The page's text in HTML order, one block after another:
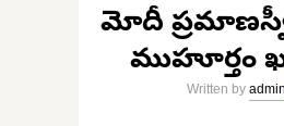
మోదీ
ముహూర్తం
Written byadmin